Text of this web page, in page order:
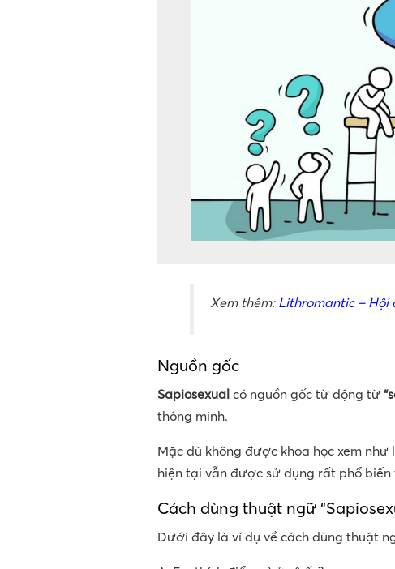
Xem thêm: Lithromantic – Hội
Nguồn gốc
Sapiosexual có nguồn gốc từ động từ
thông minh.
Mặc dù không được khoa học xem
hiện tại vẫn được sử dụng rất phổ
Cách dùng thuật ngữ
Dưới đây là ví dụ về cách dùng thuật